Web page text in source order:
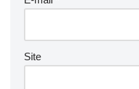
Site